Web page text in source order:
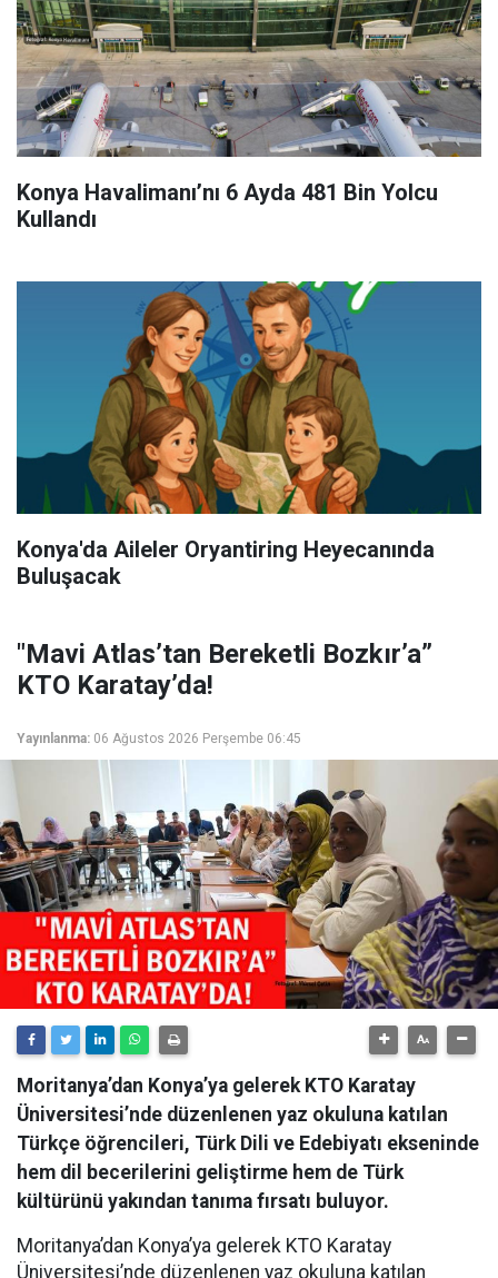
Konya Havalimanı’nı 6 Ayda 481 Bin Yolcu
Kullandı
Konya'da Aileler Oryantiring Heyecanında
Buluşacak
"Mavi Atlas’tan Bereketli Bozkır’a”
KTO Karatay’da!
Yayınlanma: 06 Ağustos 2026 Perşembe 06:45
Moritanya’dan Konya’ya gelerek KTO Karatay
Üniversitesi’nde düzenlenen yaz okuluna katılan
Türkçe öğrencileri, Türk Dili ve Edebiyatı ekseninde
hem dil becerilerini geliştirme hem de Türk
kültürünü yakından tanıma fırsatı buluyor.
Moritanya’dan Konya’ya gelerek KTO Karatay
Üniversitesi’nde düzenlenen yaz okuluna katılan